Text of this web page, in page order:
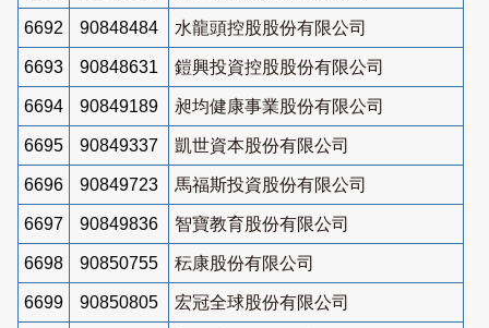
6692 90848484 水龍頭控股股份有限公司
6693 90848631 鎧興投資控股股份有限公司
6694 90849189 昶均健康事業股份有限公司
6695 90849337 凱世資本股份有限公司
6696 90849723 馬福斯投資股份有限公司
6697 90849836 智寶教育股份有限公司
6698 90850755 秐康股份有限公司
6699 90850805 宏冠全球股份有限公司